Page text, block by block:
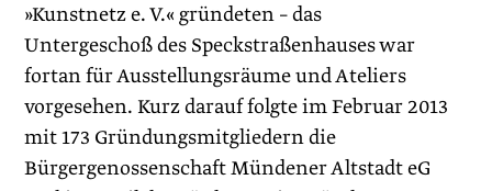
»Kunstnetz e. V.« gründeten – das
Untergeschoß des Speckstraßenhauses war
fortan für Ausstellungsräume und Ateliers
vorgesehen. Kurz darauf folgte im Februar 2013
mit 173 Gründungsmitgliedern die
Bürgergenossenschaft Mündener Altstadt eG